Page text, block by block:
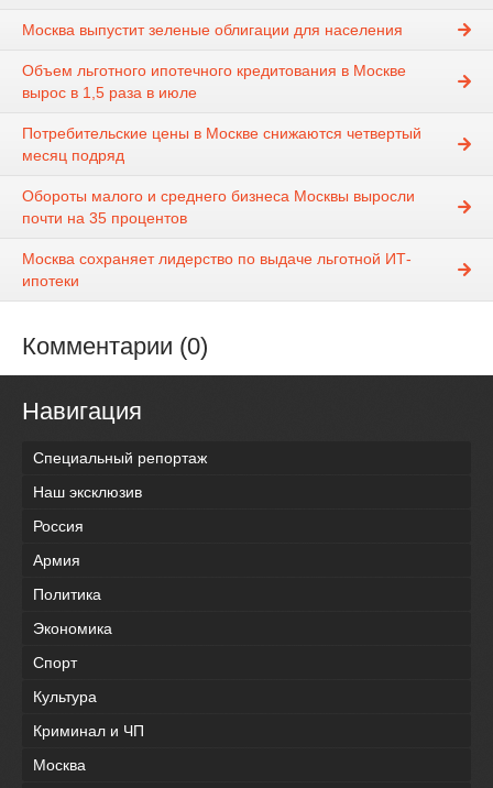
Москва выпустит зеленые облигации для населения
Объем льготного ипотечного кредитования в Москве
вырос в 1,5 раза в июле
Потребительские цены в Москве снижаются четвертый
месяц подряд
Обороты малого и среднего бизнеса Москвы выросли
почти на 35 процентов
Москва сохраняет лидерство по выдаче льготной ИТ-
ипотеки
Комментарии (0)
Навигация
Специальный репортаж
Наш эксклюзив
Россия
Армия
Политика
Экономика
Спорт
Культура
Криминал и ЧП
Москва